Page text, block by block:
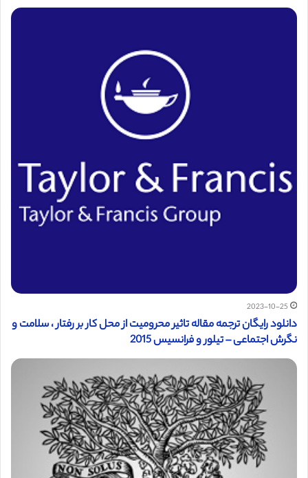
2023-10-25
دانلود رایگان ترجمه مقاله تاثیر محرومیت از محل کار بر رفتار ، سلامت و
نگرش اجتماعی – تیلور و فرانسیس 2015